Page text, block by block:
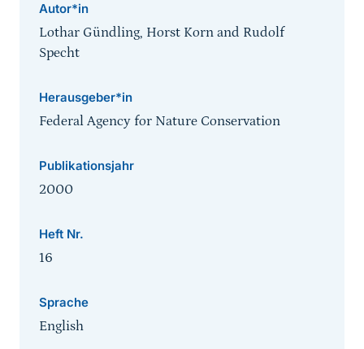
Autor*in
Lothar Gündling, Horst Korn and Rudolf
Specht
Herausgeber*in
Federal Agency for Nature Conservation
Publikationsjahr
2000
Heft Nr.
16
Sprache
English